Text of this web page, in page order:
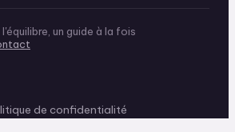
un guide à la fois
de confidentialité